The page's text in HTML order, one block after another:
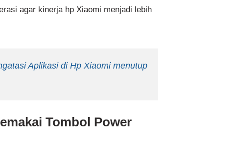
agar kinerja hp Xiaomi menjadi lebih
Aplikasi di Hp Xiaomi menutup
Tombol Power